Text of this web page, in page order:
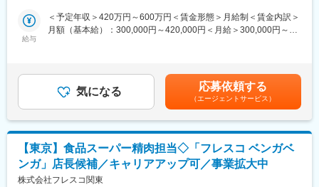
やPOPなども地域の特性に合わせて決めるなど、皆でお店づくり
をしています。良いアイデアは成功事例として他店に共有される
■配属店舗について：
下記いずれかの店舗に配属となります。
久地店、長沢店、糀谷店、ダイヤ店、日本橋横山町店
バイト・パートを含め各店の人員体制は20～40名。各部門は3～5
名体制。
日を確定しています。
■当社について：
給与
＜予定年収＞420万円～600万円＜賃金形態＞月給制＜賃金内訳＞
月額（基本給）：300,000円～420,000円＜月給＞300,000円～
気になる 応募依頼する
（エージェントサービス）
【東京】食品スーパー精肉担当◇「フレスコ ベンガベ
ンガ」店長候補／キャリアアップ可／事業拡大中
株式会社フレスコ関東